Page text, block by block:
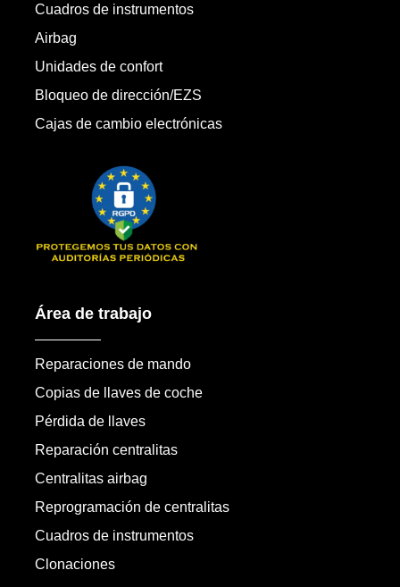
Cuadros de instrumentos
Airbag
Unidades de confort
Bloqueo de dirección/EZS
Cajas de cambio electrónicas
Área de trabajo
Reparaciones de mando
Copias de llaves de coche
Pérdida de llaves
Reparación centralitas
Centralitas airbag
Reprogramación de centralitas
Cuadros de instrumentos
Clonaciones